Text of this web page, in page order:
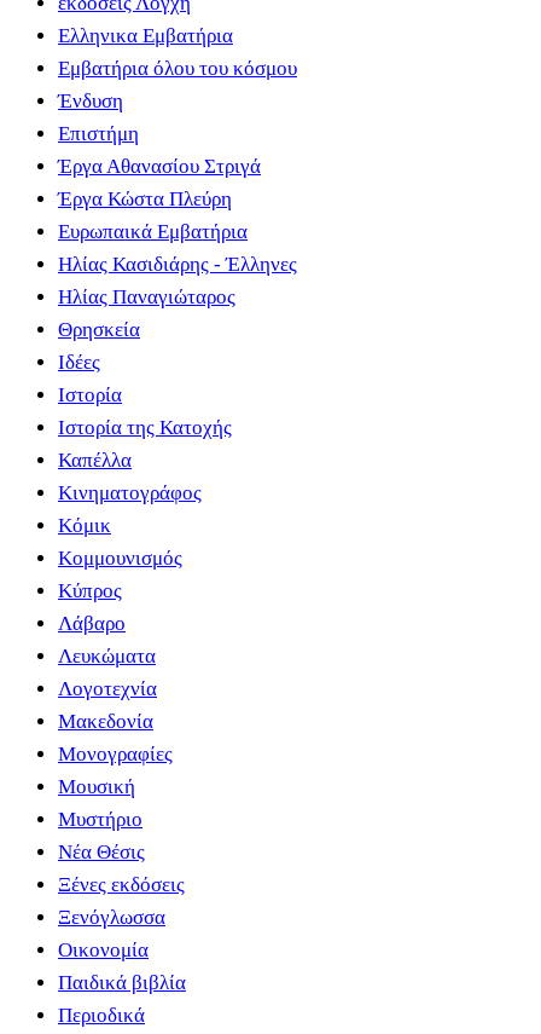
Ελληνικα Εμβατήρια
Εμβατήρια όλου του κόσμου
Ένδυση
Επιστήμη
Έργα Αθανασίου Στριγά
Έργα Κώστα Πλεύρη
Ευρωπαικά Εμβατήρια
Ηλίας Κασιδιάρης - Έλληνες
Ηλίας Παναγιώταρος
Θρησκεία
Ιδέες
Ιστορία
Ιστορία της Κατοχής
Καπέλλα
Κινηματογράφος
Κόμικ
Κομμουνισμός
Κύπρος
Λάβαρο
Λευκώματα
Λογοτεχνία
Μακεδονία
Μονογραφίες
Μουσική
Μυστήριο
Νέα Θέσις
Ξένες εκδόσεις
Ξενόγλωσσα
Οικονομία
Παιδικά βιβλία
Περιοδικά